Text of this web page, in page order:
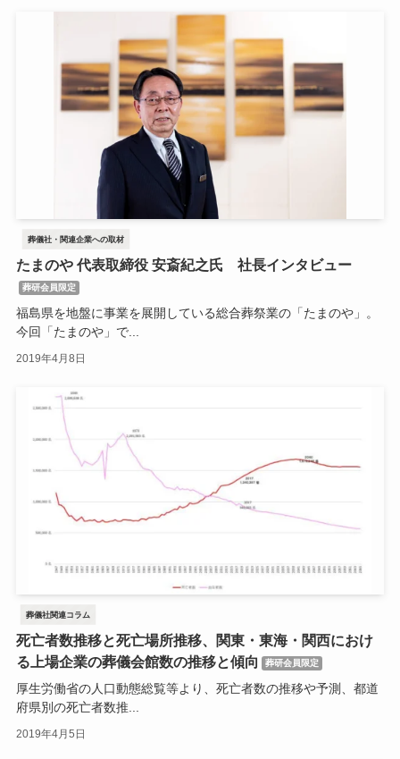
葬儀社・関連企業への取材
たまのや 代表取締役 安斎紀之氏 社長インタビュー
葬研会員限定
福島県を地盤に事業を展開している総合葬祭業の「たまのや」。
今回「たまのや」で...
2019年4月8日
葬儀社関連コラム
死亡者数推移と死亡場所推移、関東・東海・関西におけ
る上場企業の葬儀会館数の推移と傾向
葬研会員限定
厚生労働省の人口動態総覧等より、死亡者数の推移や予測、都道
府県別の死亡者数推...
2019年4月5日